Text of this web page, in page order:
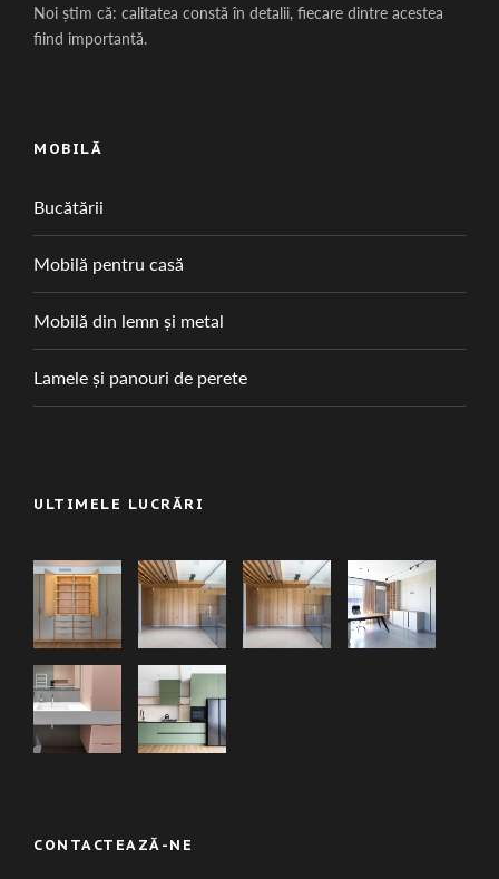
Noi știm că: calitatea constă în detalii, fiecare dintre acestea
fiind importantă.
MOBILĂ
Bucătării
Mobilă pentru casă
Mobilă din lemn și metal
Lamele și panouri de perete
ULTIMELE LUCRĂRI
CONTACTEAZĂ-NE